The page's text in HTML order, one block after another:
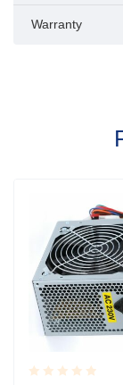
Warranty